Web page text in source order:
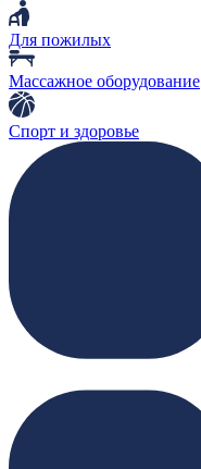
Для пожилых
Массажное оборудование
Спорт и здоровье